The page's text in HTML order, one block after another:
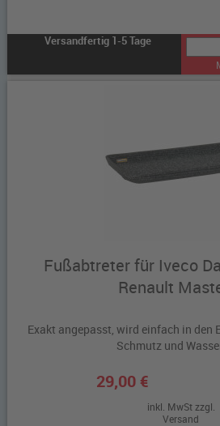
Versandfertig 1-5 Tage
Fußabtreter für Iveco
Renault
Exakt angepasst, wird einfach in den
Schmutz und
29,00 €
inkl. MwSt zzgl.
Versand